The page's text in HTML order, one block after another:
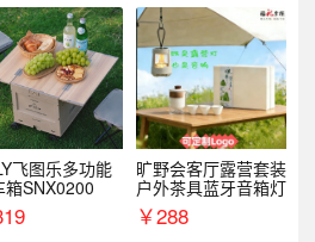
飞图乐多功能
箱SNX0200
旷野会客厅露营套装
户外茶具蓝牙音箱灯
￥288